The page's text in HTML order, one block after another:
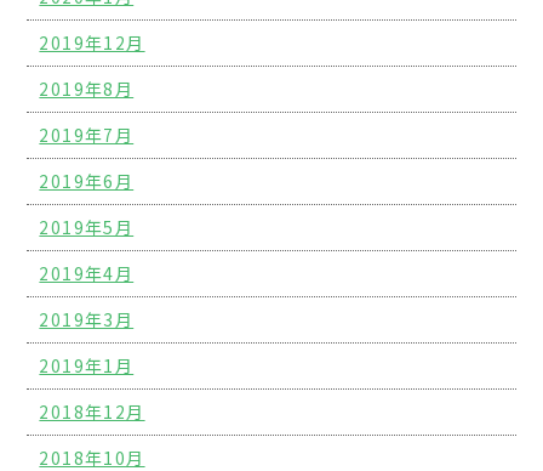
2019年12月
2019年8月
2019年7月
2019年6月
2019年5月
2019年4月
2019年3月
2019年1月
2018年12月
2018年10月